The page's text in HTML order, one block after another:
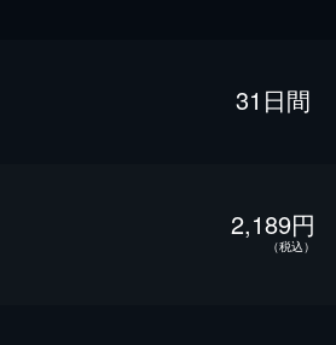
31日間
2,189円
（税込）